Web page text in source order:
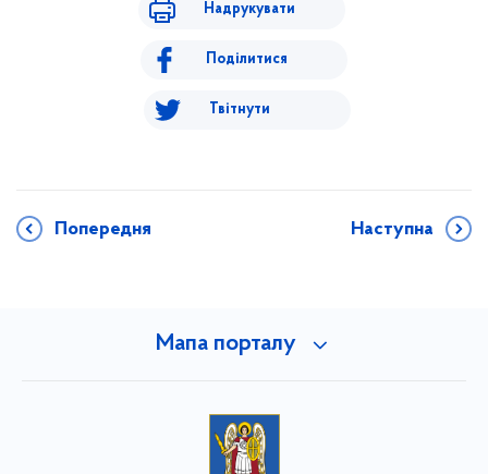
Надрукувати
Поділитися
Твітнути
Попередня Наступна
Мапа порталу